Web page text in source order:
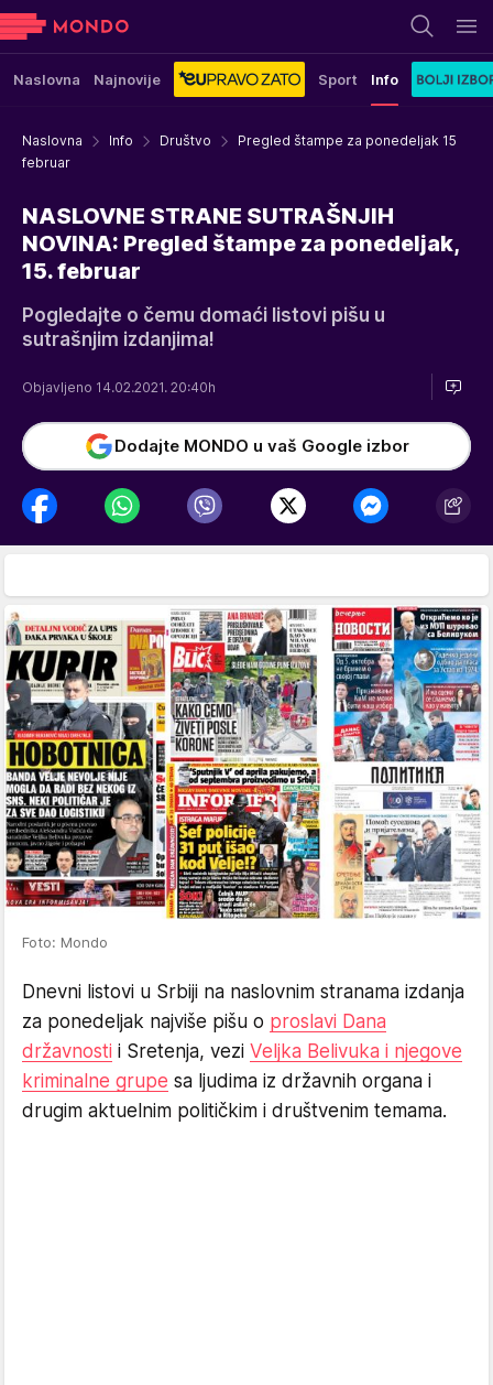
Naslovna Najnovije Sport Info
Naslovna Info Društvo
Pregled štampe za ponedeljak 15
februar
NASLOVNE STRANE SUTRAŠNJIH
NOVINA: Pregled štampe za ponedeljak,
15. februar
Pogledajte o čemu domaći listovi pišu u
sutrašnjim izdanjima!
Objavljeno 14.02.2021. 20:40h
Dodajte MONDO u vaš Google izbor
Foto: Mondo
Dnevni listovi u Srbiji na naslovnim stranama izdanja
za ponedeljak najviše pišu o proslavi Dana
državnosti i Sretenja, vezi Veljka Belivuka i njegove
kriminalne grupe sa ljudima iz državnih organa i
drugim aktuelnim političkim i društvenim temama.